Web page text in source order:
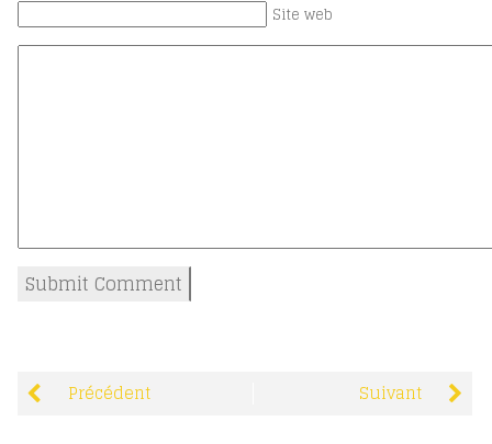
Site web
Précédent Suivant